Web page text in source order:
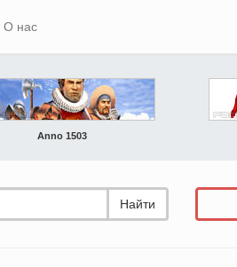
О нас
Anno 1503
Найти